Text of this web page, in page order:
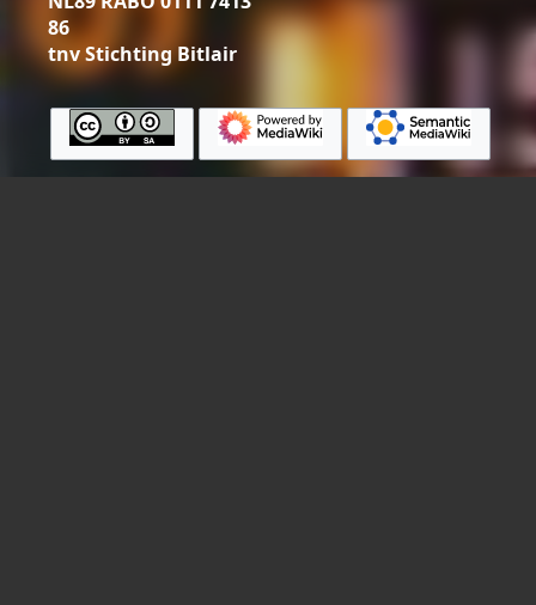
86
tnv Stichting Bitlair